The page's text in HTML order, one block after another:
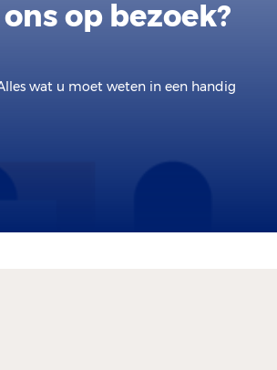
op bezoek?
wat u moet weten in een handig